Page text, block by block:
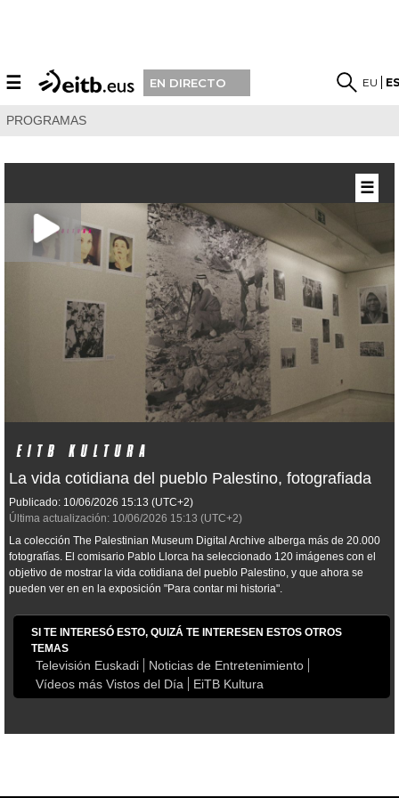
☰ EN DIRECTO EU
PROGRAMAS
La vida cotidiana del pueblo Palestino, fotografiada
Publicado: 10/06/2026 15:13 (UTC+2)
Última actualización: 10/06/2026 15:13 (UTC+2)
La colección The Palestinian Museum Digital Archive alberga más de 20.000
fotografías. El comisario Pablo Llorca ha seleccionado 120 imágenes con el
objetivo de mostrar la vida cotidiana del pueblo Palestino, y que ahora se
pueden ver en en la exposición "Para contar mi historia".
SI TE INTERESÓ ESTO, QUIZÁ TE INTERESEN ESTOS OTROS
TEMAS
Televisión Euskadi
Noticias de Entretenimiento
Vídeos más Vistos del Día
EiTB Kultura
☰